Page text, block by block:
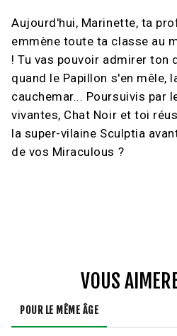
Aujourd'hui, Marinette, ta
emmène toute ta classe au
! Tu vas pouvoir admirer ton
quand le Papillon s'en mêle,
cauchemar... Poursuivis par
vivantes, Chat Noir et toi
la super-vilaine Sculptia
de vos Miraculous ?
VOUS
POUR LE MÊME ÂGE